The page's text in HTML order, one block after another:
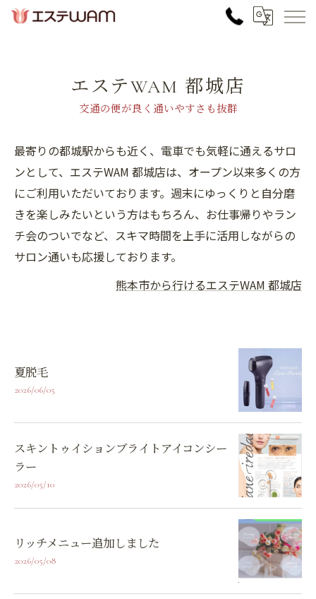
エステWAM 都城店
交通の便が良く通いやすさも抜群
最寄りの都城駅からも近く、電車でも気軽に通えるサロ
ンとして、エステWAM 都城店は、オープン以来多くの方
にご利用いただいております。週末にゆっくりと自分磨
きを楽しみたいという方はもちろん、お仕事帰りやラン
チ会のついでなど、スキマ時間を上手に活用しながらの
サロン通いも応援しております。
熊本市から行けるエステWAM 都城店
夏脱毛
2026/06/05
スキントゥイションブライトアイコンシー
ラー
2026/05/10
リッチメニュー追加しました
2026/05/08